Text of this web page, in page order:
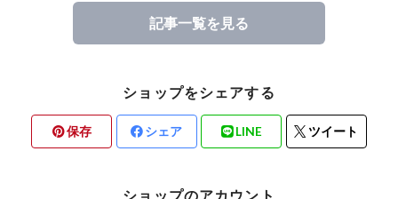
記事一覧を見る
ショップをシェアする
保存 シェア LINE ツイート
ショップのアカウント